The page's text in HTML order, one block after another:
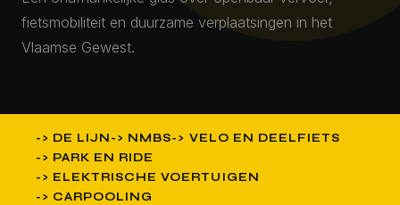
fietsmobiliteit en duurzame verplaatsingen in het
Vlaamse Gewest.
DE LIJN NMBS
VELO EN DEELFIETS
PARK EN RIDE
ELEKTRISCHE VOERTUIGEN
CARPOOLING